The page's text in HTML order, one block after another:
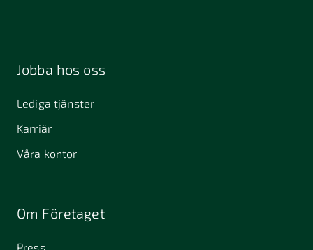
Jobba hos oss
Lediga tjänster
Karriär
Våra kontor
Om Företaget
Press